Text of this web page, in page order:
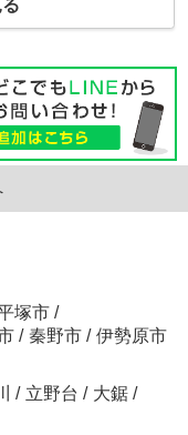
融機関を選択頂けた
だったのかもしれま
くお願い致しま
塚市 /
/ 秦野市 / 伊勢原市
/ 立野台 / 大鋸 /